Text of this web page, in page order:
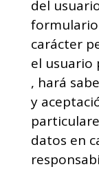
del
carácter
el usuario
, hará
y
datos en